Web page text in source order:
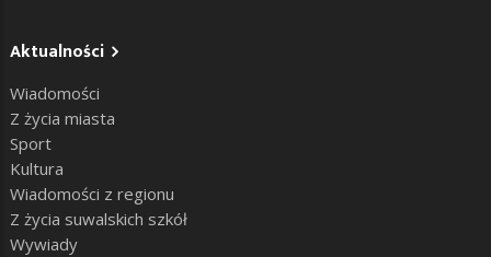
Aktualności
Wiadomości
Z życia miasta
Sport
Kultura
Wiadomości z regionu
Z życia suwalskich szkół
Wywiady